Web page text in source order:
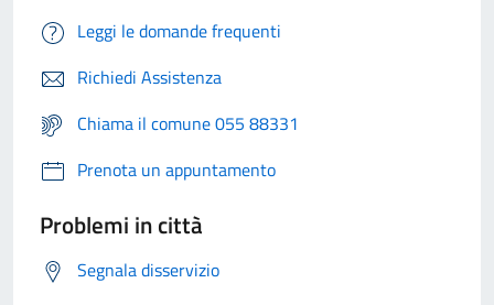
Leggi le domande frequenti
Richiedi Assistenza
Chiama il comune 055 88331
Prenota un appuntamento
Problemi in città
Segnala disservizio